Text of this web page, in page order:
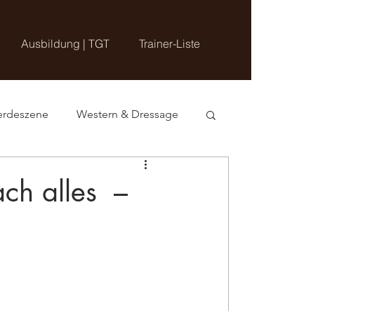
Ausbildung | TGT Trainer-Liste
Western & Dressage
alles –